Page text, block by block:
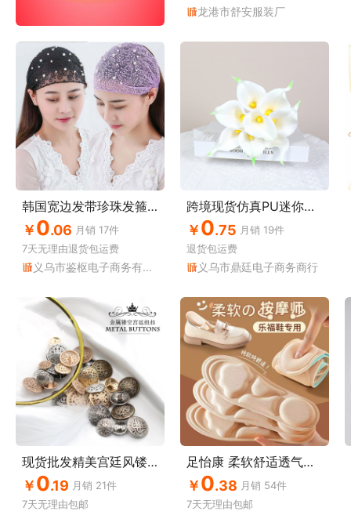
龙港市舒安服装厂
韩国宽边发带珍珠发箍遮白发头饰帽子压碎发头套时尚蕾丝网红发带
￥0.06 月销 17件
7天无理由退货包运费
义乌市鉴枢电子商务有限公司
跨境现货仿真PU迷你手感保湿马蹄莲人造花家居装饰婚庆拍摄道具
￥0.75 月销 19件
退货包运费
义乌市鼎廷电子商务商行
现货批发精美宫廷风镂空金属纽扣 女式西装大衣扣毛衣扣装饰配件
￥0.19 月销 21件
7天无理由包邮
足怡康 柔软舒适透气鞋垫足弓按摩运动减震防臭军训久站不累
￥0.38 月销 54件
7天无理由包邮